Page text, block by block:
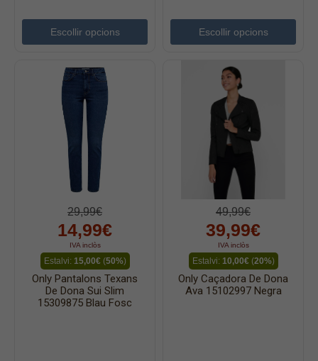
Escollir opcions Escollir opcions
29,99€
14,99€
IVA inclòs
Estalvi: 15,00€(50%)
Only Pantalons Texans
De Dona Sui Slim
15309875 Blau Fosc
49,99€
39,99€
IVA inclòs
Estalvi: 10,00€(20%)
Only Caçadora De Dona
Ava 15102997 Negra